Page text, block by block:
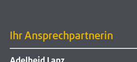
Ihr Ansprechpartnerin